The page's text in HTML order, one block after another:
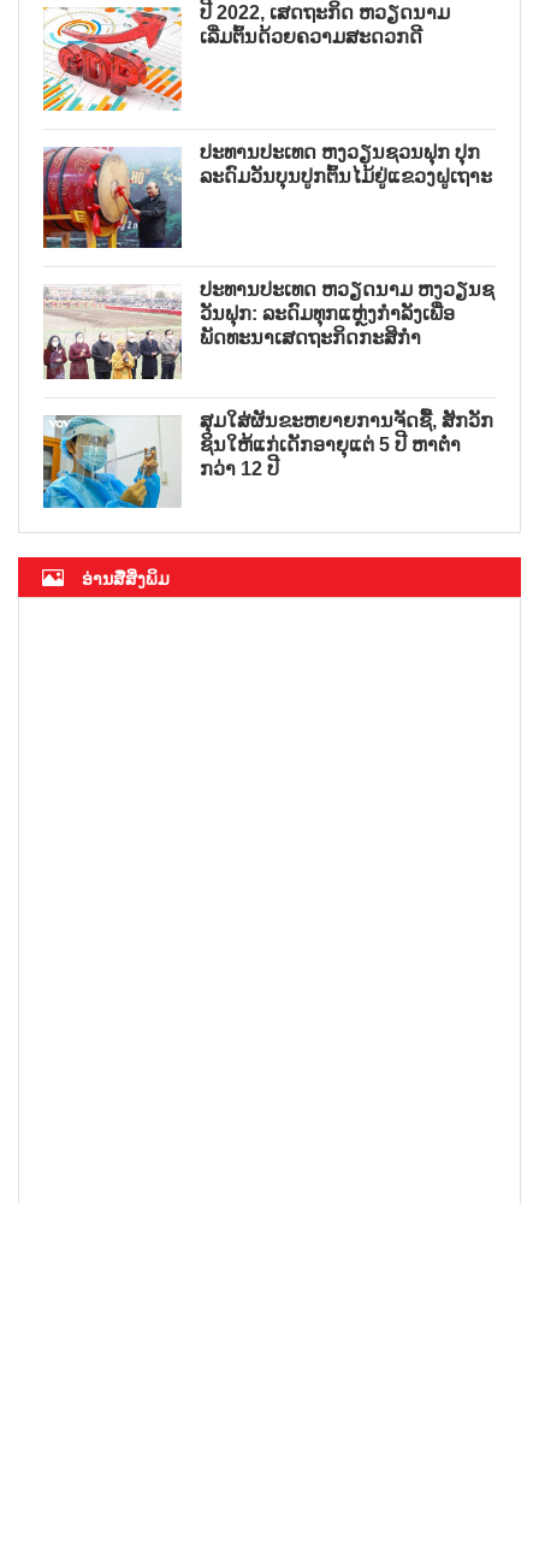
ປີ 2022, ເສດຖະກິດ ຫວຽດນາມ
ເລີ່ມຕົ້ນດ້ວຍຄວາມສະດວກດີ
ປະທານປະເທດ ຫງວຽນຊວນຟຸກ ປຸກ
ລະດົມວັນບຸນປູກຕົ້ນໄມ້ຢູ່ແຂວງຝູເຖາະ
ປະທານປະເທດ ຫວຽດນາມ ຫງວຽນຊ
ວັນຟຸກ: ລະດົມທຸກແຫຼ່ງກຳລັງເພື່ອ
ພັດທະນາເສດຖະກິດກະສິກຳ
ສຸມໃສ່ຜັນຂະຫຍາຍການຈັດຊື້, ສັກວັກ
ຊິນໃຫ້ແກ່ເດັກອາຍຸແຕ່ 5 ປີ ຫາຕ່ຳ
ກວ່າ 12 ປີ
ອ່ານສື່ສິ່ງພິມ